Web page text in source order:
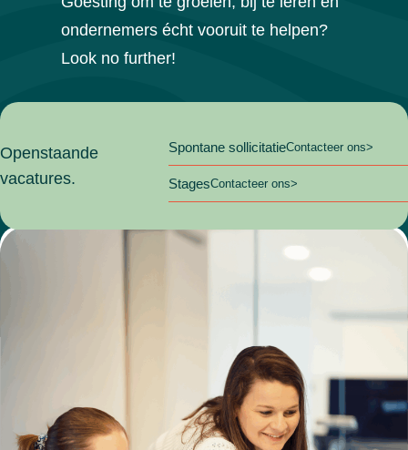
ondernemers écht vooruit te helpen?
Look no further!
Openstaande
vacatures.
Spontane sollicitatieContacteer ons
StagesContacteer ons